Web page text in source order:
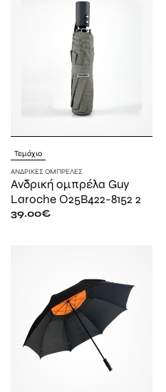
Τεμάχιο
ΑΝΔΡΙΚΈΣ ΟΜΠΡΈΛΕΣ
Ανδρική ομπρέλα Guy
Laroche O25B422-8152 2
39.00€